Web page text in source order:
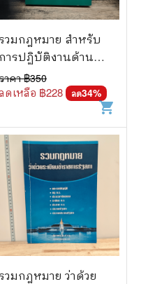
วมกฎหมาย สำหรับ
การปฏิบัติงานด้าน
นามัยสิ่งแวดล้อม
าคา ฿350
ดเหลือ ฿228 ลด34%
shopping_cart
วมกฎหมาย ว่าด้วย